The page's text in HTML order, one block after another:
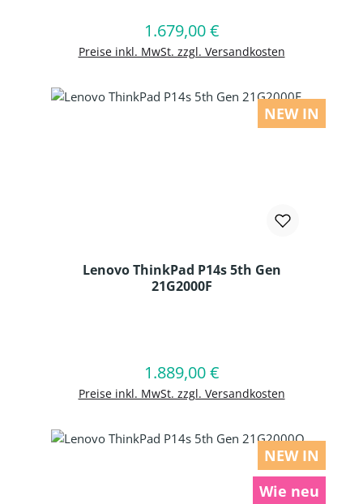
Regulärer Preis:
1.679,00 €
Preise inkl. MwSt. zzgl. Versandkosten
In den Warenkorb
NEW IN
Lenovo ThinkPad P14s 5th Gen
21G2000F
Regulärer Preis:
1.889,00 €
Preise inkl. MwSt. zzgl. Versandkosten
In den Warenkorb
NEW IN
Wie neu